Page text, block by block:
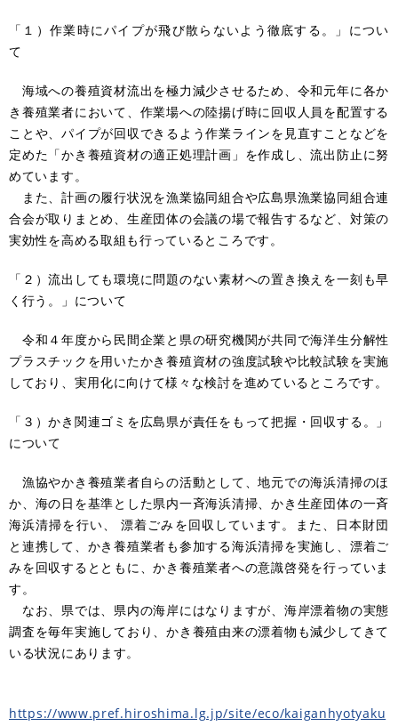
「１）作業時にパイプが飛び散らないよう徹底する。」につい
て
海域への養殖資材流出を極力減少させるため、令和元年に各か
き養殖業者において、作業場への陸揚げ時に回収人員を配置する
ことや、パイプが回収できるよう作業ラインを見直すことなどを
定めた「かき養殖資材の適正処理計画」を作成し、流出防止に努
めています。
また、計画の履行状況を漁業協同組合や広島県漁業協同組合連
合会が取りまとめ、生産団体の会議の場で報告するなど、対策の
実効性を高める取組も行っているところです。
「２）流出しても環境に問題のない素材への置き換えを一刻も早
く行う。」について
令和４年度から民間企業と県の研究機関が共同で海洋生分解性
プラスチックを用いたかき養殖資材の強度試験や比較試験を実施
しており、実用化に向けて様々な検討を進めているところです。
「３）かき関連ゴミを広島県が責任をもって把握・回収する。」
について
漁協やかき養殖業者自らの活動として、地元での海浜清掃のほ
か、海の日を基準とした県内一斉海浜清掃、かき生産団体の一斉
海浜清掃を行い、 漂着ごみを回収しています。また、日本財団
と連携して、かき養殖業者も参加する海浜清掃を実施し、漂着ご
みを回収するとともに、かき養殖業者への意識啓発を行っていま
す。
なお、県では、県内の海岸にはなりますが、海岸漂着物の実態
調査を毎年実施しており、かき養殖由来の漂着物も減少してきて
いる状況にあります。
https://www.pref.hiroshima.lg.jp/site/eco/kaiganhyotyaku